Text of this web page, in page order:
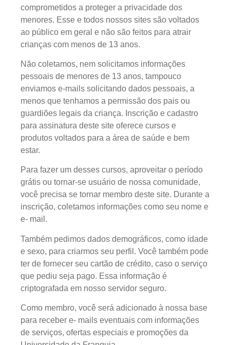
comprometidos a proteger a privacidade dos
menores. Esse e todos nossos sites são voltados
ao público em geral e não são feitos para atrair
crianças com menos de 13 anos.
Não coletamos, nem solicitamos informações
pessoais de menores de 13 anos, tampouco
enviamos e-mails solicitando dados pessoais, a
menos que tenhamos a permissão dos pais ou
guardiões legais da criança. Inscrição e cadastro
para assinatura deste site oferece cursos e
produtos voltados para a área de saúde e bem
estar.
Para fazer um desses cursos, aproveitar o período
grátis ou tornar-se usuário de nossa comunidade,
você precisa se tornar membro deste site. Durante a
inscrição, coletamos informações como seu nome e
e- mail.
Também pedimos dados demográficos, como idade
e sexo, para criarmos seu perfil. Você também pode
ter de fornecer seu cartão de crédito, caso o serviço
que pediu seja pago. Essa informação é
criptografada em nosso servidor seguro.
Como membro, você será adicionado à nossa base
para receber e- mails eventuais com informações
de serviços, ofertas especiais e promoções da